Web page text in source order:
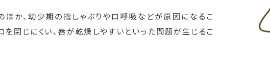
か、幼少期の指しゃぶりや口呼吸などが原因になるこ
を閉じにくい、唇が乾燥しやすいといった問題が生じるこ